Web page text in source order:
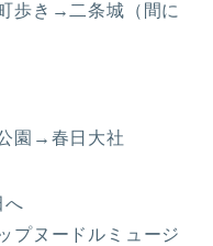
歩き→二条城（間に
園→春日大社
へ
ヌードルミュージ